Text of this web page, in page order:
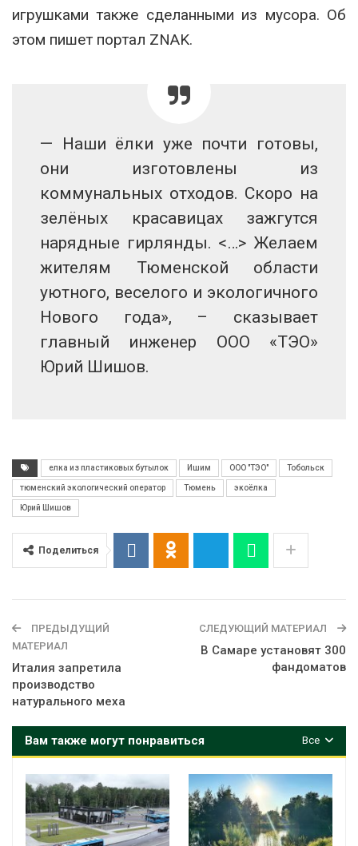
игрушками также сделанными из мусора. Об
этом пишет портал ZNAK.
— Наши ёлки уже почти готовы,
они изготовлены из
коммунальных отходов. Скоро на
зелёных красавицах зажгутся
нарядные гирлянды. <…> Желаем
жителям Тюменской области
уютного, веселого и экологичного
Нового года», – сказывает
главный инженер ООО «ТЭО»
Юрий Шишов.
елка из пластиковых бутылок Ишим ООО "ТЭО" Тобольск
тюменский экологический оператор Тюмень экоёлка
Юрий Шишов
Поделиться
ПРЕДЫДУЩИЙ
МАТЕРИАЛ
Италия запретила
производство
натурального меха
СЛЕДУЮЩИЙ МАТЕРИАЛ
В Самаре установят 300
фандоматов
Все
Вам также могут понравиться